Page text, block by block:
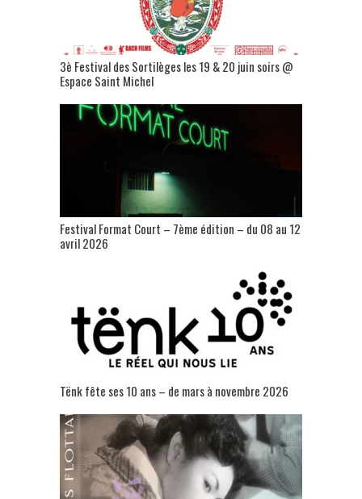
3è Festival des Sortilèges les 19 & 20 juin soirs @
Espace Saint Michel
Festival Format Court – 7ème édition – du 08 au 12
avril 2026
Tënk fête ses 10 ans – de mars à novembre 2026